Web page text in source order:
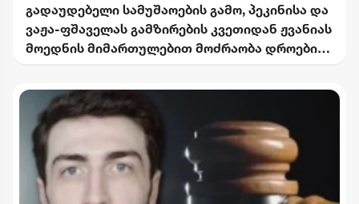
გადაუდებელი სამუშაოების გამო, პეკინისა და
ვაჟა-ფშაველას გამზირების კვეთიდან ჟვანიას
მოედნის მიმართულებით მოძრაობა დროებით